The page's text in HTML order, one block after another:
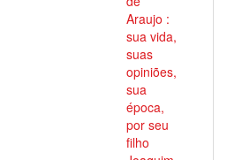
Araujo :
sua vida,
suas
opiniões,
sua
época,
por seu
filho